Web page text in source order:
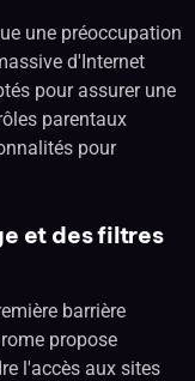
une préoccupation
d'Internet
pour assurer une
parentaux
pour
et des filtres
barrière
propose
l'accès aux sites